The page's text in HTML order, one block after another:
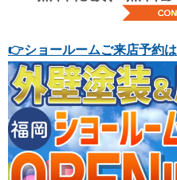
👉ショールームご来店予約